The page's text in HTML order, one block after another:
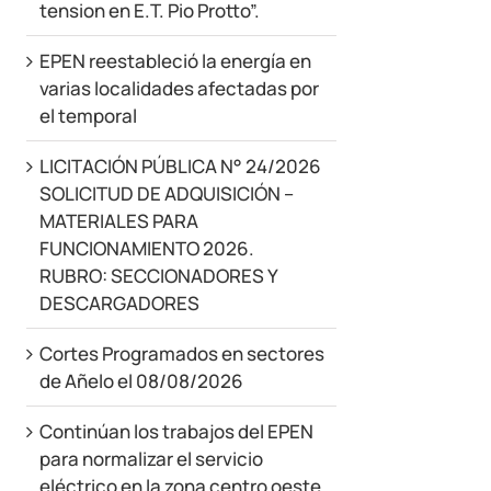
tension en E.T. Pio Protto”.
EPEN reestableció la energía en
varias localidades afectadas por
el temporal
LICITACIÓN PÚBLICA N° 24/2026
SOLICITUD DE ADQUISICIÓN –
MATERIALES PARA
FUNCIONAMIENTO 2026.
RUBRO: SECCIONADORES Y
DESCARGADORES
Cortes Programados en sectores
de Añelo el 08/08/2026
Continúan los trabajos del EPEN
para normalizar el servicio
eléctrico en la zona centro oeste